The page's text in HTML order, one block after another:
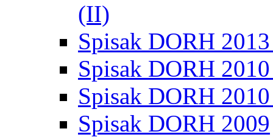
(II)
Spisak DORH
Spisak DORH
Spisak DORH
Spisak DORH 2009